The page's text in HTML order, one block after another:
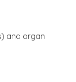
and organ